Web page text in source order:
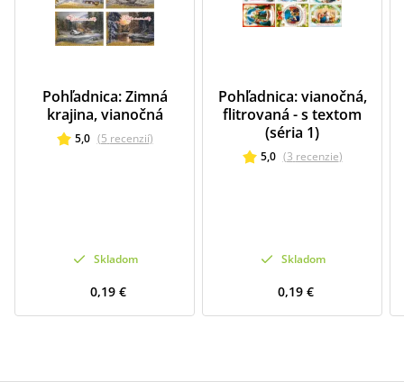
Pohľadnica: Zimná
krajina, vianočná
5,0 (5 recenzií)
Skladom
0,19 €
Pohľadnica: vianočná,
flitrovaná - s textom
(séria 1)
5,0 (3 recenzie)
Skladom
0,19 €